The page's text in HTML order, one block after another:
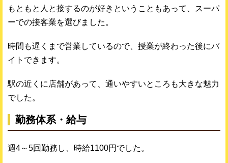
もともと人と接するのが好きということもあって、スーパ
ーでの接客業を選びました。
時間も遅くまで営業しているので、授業が終わった後にバ
イトできます。
駅の近くに店舗があって、通いやすいところも大きな魅力
でした。
勤務体系・給与
週4～5回勤務し、時給1100円でした。